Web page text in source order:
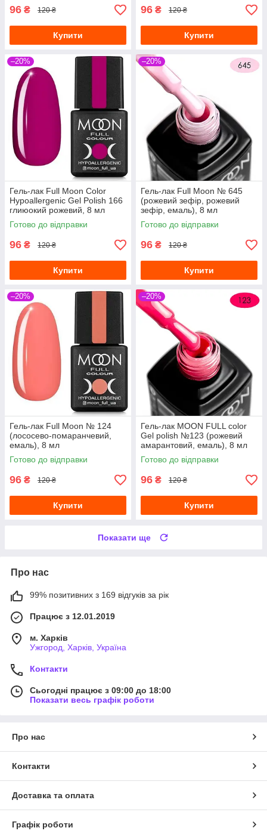
96 ₴ 120 ₴
Купити
96 ₴ 120 ₴
Купити
–20%
Гель-лак Full Moon Сolor
Hypoallergenic Gel Рolish 166
глиюокий рожевий, 8 мл
Готово до відправки
96 ₴ 120 ₴
Купити
–20%
Гель-лак Full Moon № 645
(рожевий зефір, рожевий
зефір, емаль), 8 мл
Готово до відправки
96 ₴ 120 ₴
Купити
–20%
Гель-лак Full Moon № 124
(лососево-помаранчевий,
емаль), 8 мл
Готово до відправки
96 ₴ 120 ₴
Купити
–20%
Гель-лак MOON FULL color
Gel polish №123 (рожевий
амарантовий, емаль), 8 мл
Готово до відправки
96 ₴ 120 ₴
Купити
Показати ще
Про нас
99% позитивних з 169 відгуків за рік
Працює з 12.01.2019
м. Харків
Ужгород, Харків, Україна
Контакти
Сьогодні працює з 09:00 до 18:00
Показати весь графік роботи
Про нас
Контакти
Доставка та оплата
Графік роботи